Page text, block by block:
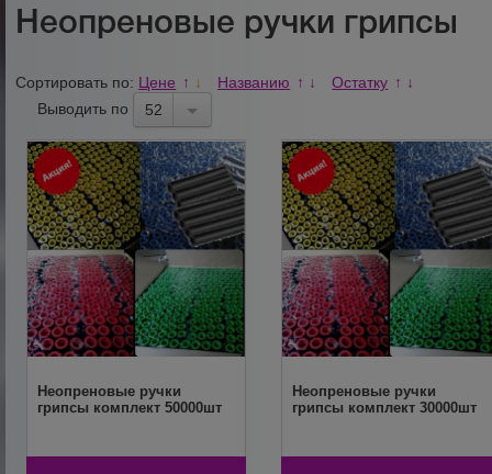
Неопреновые ручки грипсы
Сортировать по: Цене ↑ ↓ Названию ↑ ↓ Остатку ↑ ↓
Выводить по 52
Неопреновые ручки
грипсы комплект 50000шт
Неопреновые ручки
грипсы комплект 30000шт